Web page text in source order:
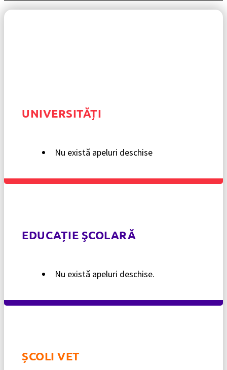
UNIVERSITĂȚI
Nu există apeluri deschise
EDUCAȚIE ŞCOLARĂ
Nu există apeluri deschise.
ȘCOLI VET